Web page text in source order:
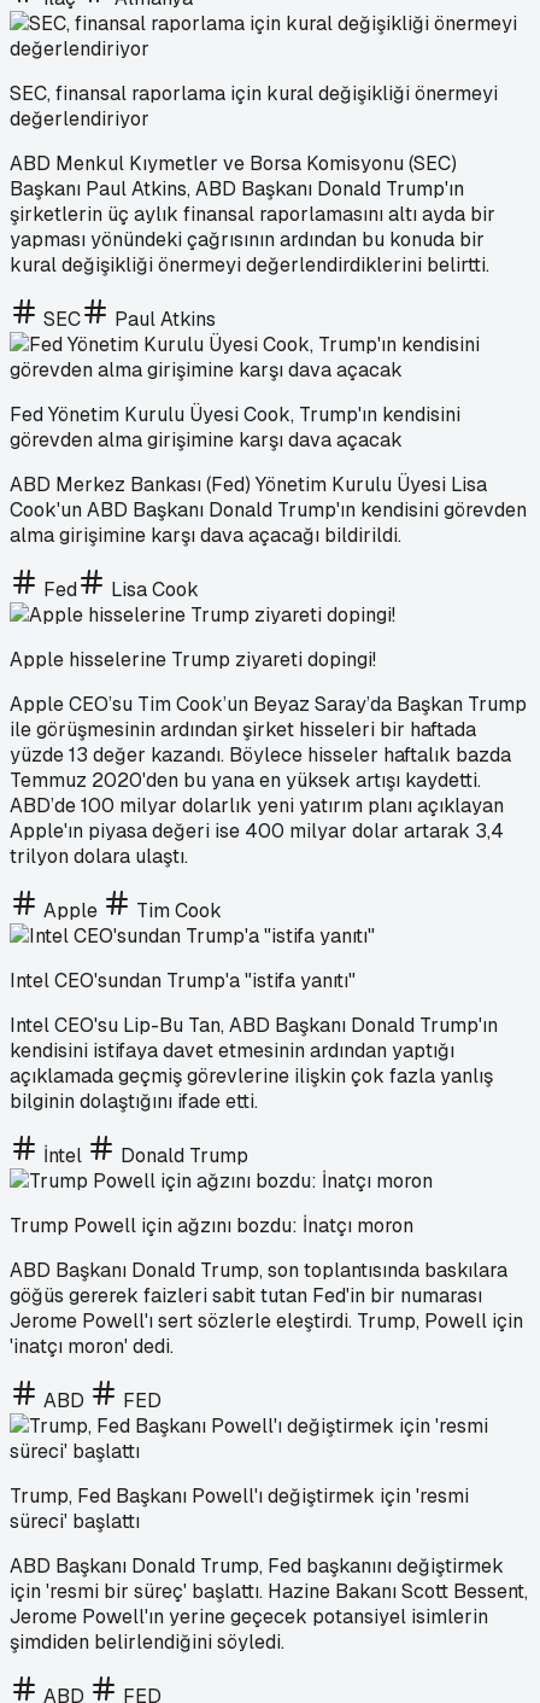
SEC, finansal raporlama için kural değişikliği önermeyi
değerlendiriyor
ABD Menkul Kıymetler ve Borsa Komisyonu (SEC)
Başkanı Paul Atkins, ABD Başkanı Donald Trump'ın
şirketlerin üç aylık finansal raporlamasını altı ayda bir
yapması yönündeki çağrısının ardından bu konuda bir
kural değişikliği önermeyi değerlendirdiklerini belirtti.
SEC Paul Atkins
Fed Yönetim Kurulu Üyesi Cook, Trump'ın kendisini
görevden alma girişimine karşı dava açacak
ABD Merkez Bankası (Fed) Yönetim Kurulu Üyesi Lisa
Cook'un ABD Başkanı Donald Trump'ın kendisini görevden
alma girişimine karşı dava açacağı bildirildi.
Fed Lisa Cook
Apple hisselerine Trump ziyareti dopingi!
Apple CEO’su Tim Cook’un Beyaz Saray’da Başkan Trump
ile görüşmesinin ardından şirket hisseleri bir haftada
yüzde 13 değer kazandı. Böylece hisseler haftalık bazda
Temmuz 2020'den bu yana en yüksek artışı kaydetti.
ABD’de 100 milyar dolarlık yeni yatırım planı açıklayan
Apple'ın piyasa değeri ise 400 milyar dolar artarak 3,4
trilyon dolara ulaştı.
Apple Tim Cook
Intel CEO'sundan Trump'a "istifa yanıtı"
Intel CEO'su Lip-Bu Tan, ABD Başkanı Donald Trump'ın
kendisini istifaya davet etmesinin ardından yaptığı
açıklamada geçmiş görevlerine ilişkin çok fazla yanlış
bilginin dolaştığını ifade etti.
İntel Donald Trump
Trump Powell için ağzını bozdu: İnatçı moron
ABD Başkanı Donald Trump, son toplantısında baskılara
göğüs gererek faizleri sabit tutan Fed'in bir numarası
Jerome Powell'ı sert sözlerle eleştirdi. Trump, Powell için
'inatçı moron' dedi.
ABD FED
Trump, Fed Başkanı Powell'ı değiştirmek için 'resmi
süreci' başlattı
ABD Başkanı Donald Trump, Fed başkanını değiştirmek
için 'resmi bir süreç' başlattı. Hazine Bakanı Scott Bessent,
Jerome Powell'ın yerine geçecek potansiyel isimlerin
şimdiden belirlendiğini söyledi.
ABD FED